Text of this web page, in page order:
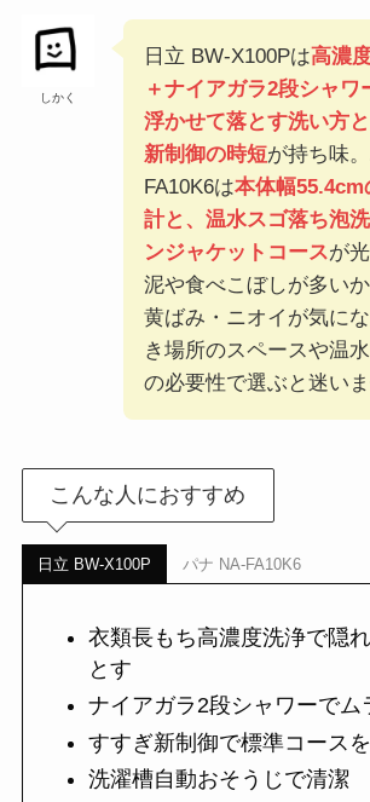
しかく
日立 BW-X100Pは高濃
＋ナイアガラ2段シャワ
浮かせて落とす洗い方
新制御の時短が持ち味
FA10K6は本体幅55.4cm
計と、温水スゴ落ち泡
ンジャケットコースが
泥や食べこぼしが多い
黄ばみ・ニオイが気に
き場所のスペースや温
の必要性で選ぶと迷いま
こんな人におすすめ
日立 BW-X100P パナ NA-FA10K6
衣類長もち高濃度洗浄で隠
とす
ナイアガラ2段シャワーでム
すすぎ新制御で標準コース
洗濯槽自動おそうじで清潔